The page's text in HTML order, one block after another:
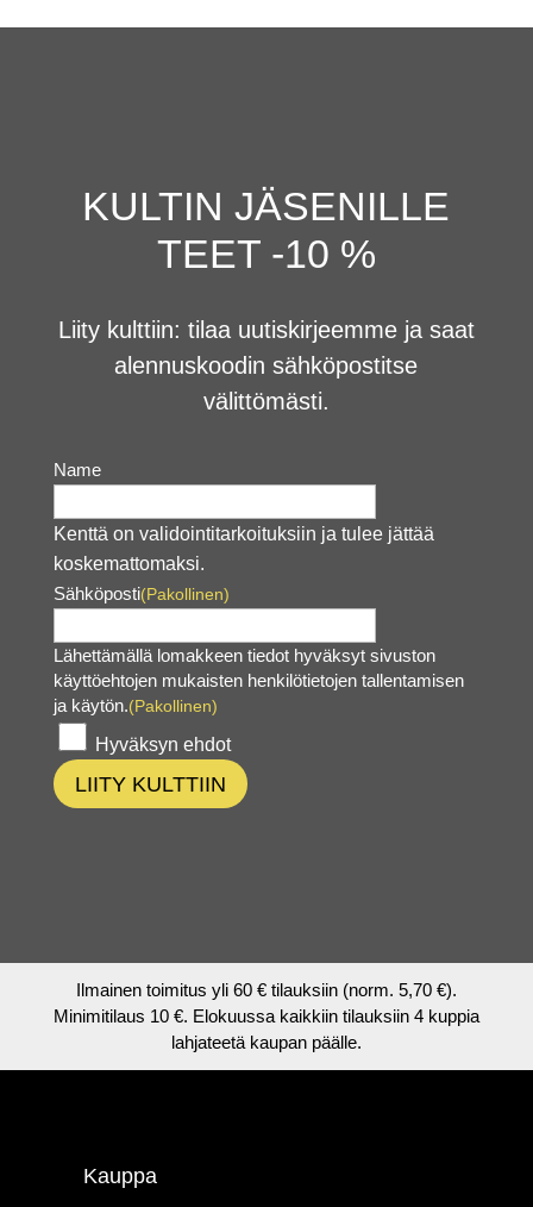
KULTIN JÄSENILLE
TEET -10 %
Liity kulttiin: tilaa uutiskirjeemme ja saat
alennuskoodin sähköpostitse
välittömästi.
Name
Kenttä on validointitarkoituksiin ja tulee jättää
koskemattomaksi.
Sähköposti(Pakollinen)
Lähettämällä lomakkeen tiedot hyväksyt sivuston
käyttöehtojen mukaisten henkilötietojen tallentamisen
ja käytön.(Pakollinen)
Hyväksyn ehdot
LIITY KULTTIIN
Ilmainen toimitus yli 60 € tilauksiin (norm. 5,70 €).
Minimitilaus 10 €. Elokuussa kaikkiin tilauksiin 4 kuppia
lahjateetä kaupan päälle.
Kauppa